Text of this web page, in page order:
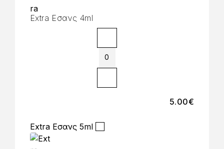
Extra Εσανς 4ml
5.00€
Extra Εσανς 5ml